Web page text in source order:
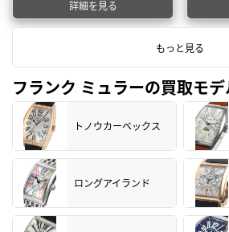
詳細を見る
もっと見る
フランク ミュラーの買取モ
トノウカーベックス
ロングアイランド